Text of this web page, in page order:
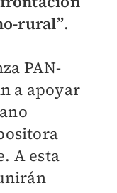
rural”.
PAN-
a apoyar
A esta